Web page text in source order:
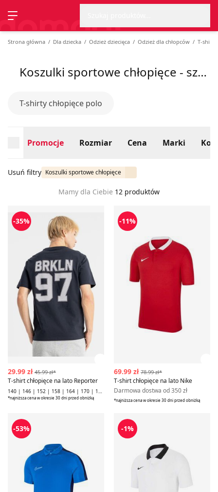
Przełącz menu
Strona główna Dla dziecka Odzież dziecięca Odzież dla chłopców T-shirty
Koszulki sportowe chłopięce - szeroka oferta na sezon lato 2026
T-shirty chłopięce polo
Promocje Rozmiar Cena Marki
Usuń filtry Koszulki sportowe chłopięce
Mamy dla Ciebie 12 produktów
T-shirt chłopięce na lato Reporter
-35%
29.99 zł 45.99 zł*
T-shirt chłopięce na lato Reporter
140 | 146 | 152 | 158 | 164 | 170 | 176 | 182 | 188
*najniższa cena w okresie 30 dni przed obniżką
T-shirt chłopięce na lato
-11%
69.99 zł 78.99 zł*
T-shirt chłopięce na lato Nike
Darmowa dostwa od 350 zł
*najniższa cena w okresie 30 dni przed obniżką
T-shirt chłopięce letni Nike
-53%
T-shirt chłopięce na lato
-1%